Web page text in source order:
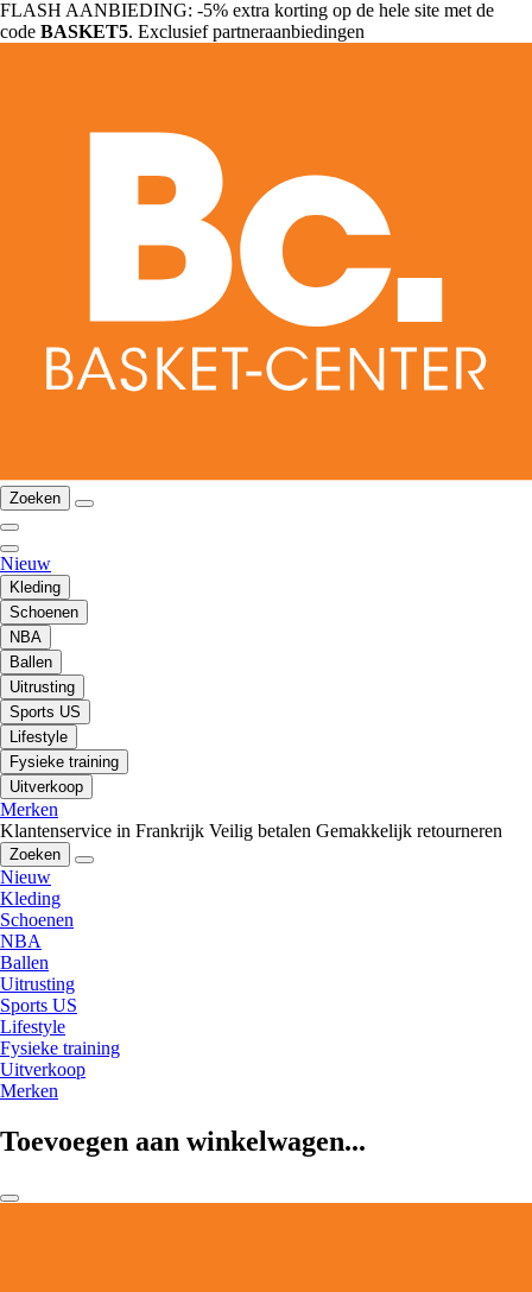
FLASH AANBIEDING: -5% extra korting op de hele site met de
code BASKET5. Exclusief partneraanbiedingen
Zoeken
Nieuw
Kleding
Schoenen
NBA
Ballen
Uitrusting
Sports US
Lifestyle
Fysieke training
Uitverkoop
Merken
Klantenservice in Frankrijk Veilig betalen Gemakkelijk retourneren
Zoeken
Nieuw
Kleding
Schoenen
NBA
Ballen
Uitrusting
Sports US
Lifestyle
Fysieke training
Uitverkoop
Merken
Toevoegen aan winkelwagen...